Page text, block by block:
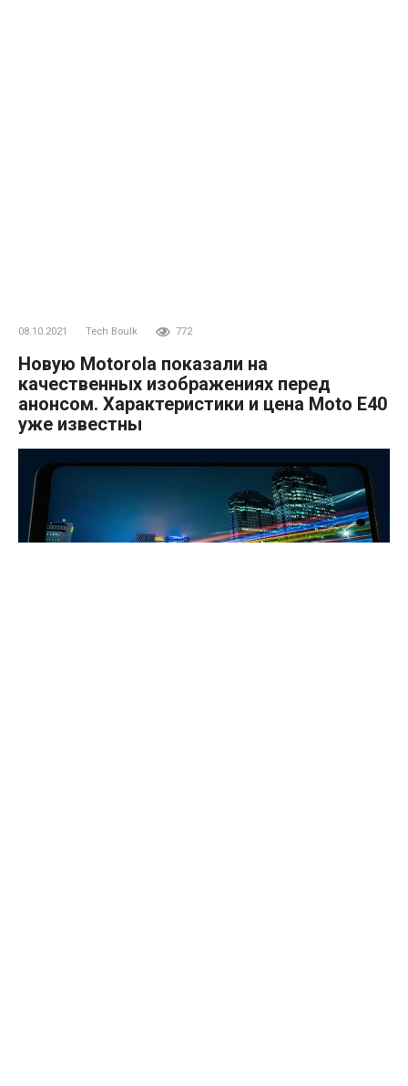
08.10.2021 Tech Boulk 772
Новую Motorola показали на
качественных изображениях перед
анонсом. Характеристики и цена Moto E40
уже известны